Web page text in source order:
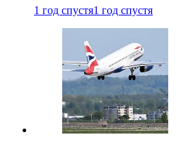
1 год спустя1 год спустя